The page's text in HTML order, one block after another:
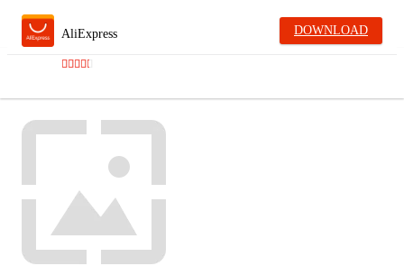
AliExpress DOWNLOAD